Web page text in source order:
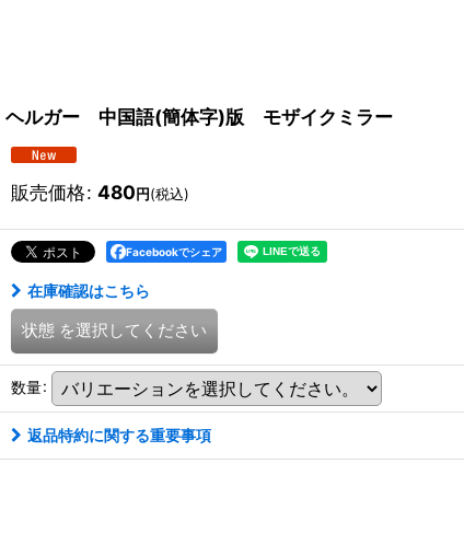
ヘルガー 中国語(簡体字)版 モザイクミラー
販売価格: 480円(税込)
Facebookでシェア
在庫確認はこちら
状態 を選択してください
数量:
返品特約に関する重要事項